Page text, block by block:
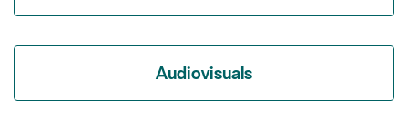
Audiovisuals